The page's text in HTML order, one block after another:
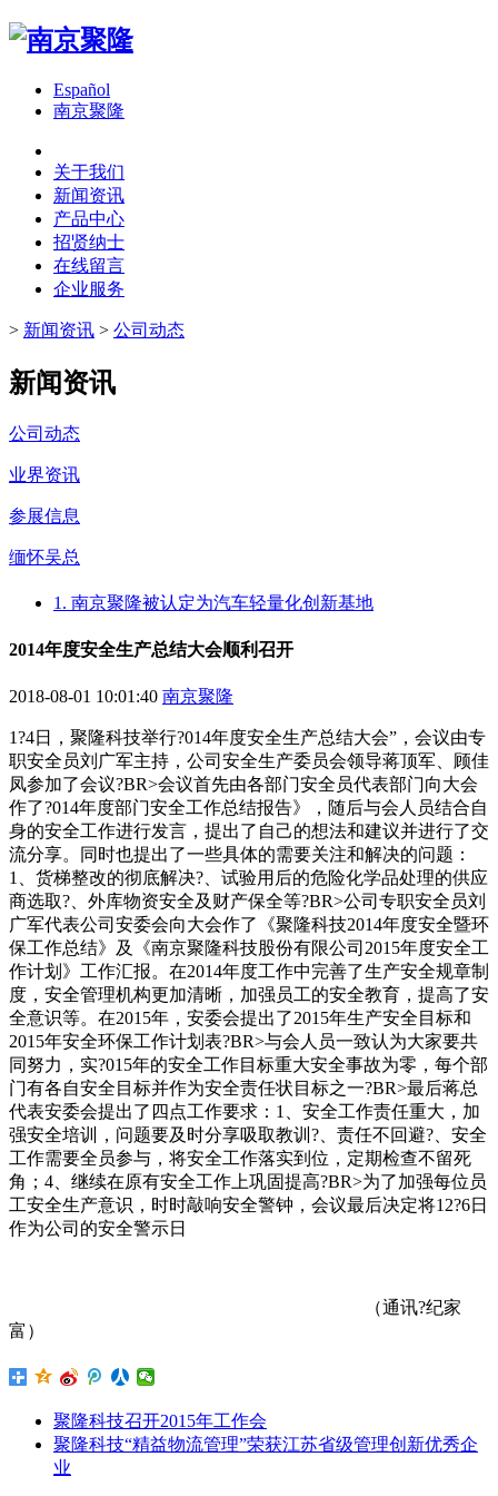
Español
南京聚隆
关于我们
新闻资讯
产品中心
招贤纳士
在线留言
企业服务
> 新闻资讯 > 公司动态
新闻资讯
公司动态
业界资讯
参展信息
缅怀吴总
1. 南京聚隆被认定为汽车轻量化创新基地
2014年度安全生产总结大会顺利召开
2018-08-01 10:01:40 南京聚隆
1?4日，聚隆科技举行?014年度安全生产总结大会”，会议由专
职安全员刘广军主持，公司安全生产委员会领导蒋顶军、顾佳
凤参加了会议?BR>会议首先由各部门安全员代表部门向大会
作了?014年度部门安全工作总结报告》，随后与会人员结合自
身的安全工作进行发言，提出了自己的想法和建议并进行了交
流分享。同时也提出了一些具体的需要关注和解决的问题：
1、货梯整改的彻底解决?、试验用后的危险化学品处理的供应
商选取?、外库物资安全及财产保全等?BR>公司专职安全员刘
广军代表公司安委会向大会作了《聚隆科技2014年度安全暨环
保工作总结》及《南京聚隆科技股份有限公司2015年度安全工
作计划》工作汇报。在2014年度工作中完善了生产安全规章制
度，安全管理机构更加清晰，加强员工的安全教育，提高了安
全意识等。在2015年，安委会提出了2015年生产安全目标和
2015年安全环保工作计划表?BR>与会人员一致认为大家要共
同努力，实?015年的安全工作目标重大安全事故为零，每个部
门有各自安全目标并作为安全责任状目标之一?BR>最后蒋总
代表安委会提出了四点工作要求：1、安全工作责任重大，加
强安全培训，问题要及时分享吸取教训?、责任不回避?、安全
工作需要全员参与，将安全工作落实到位，定期检查不留死
角；4、继续在原有安全工作上巩固提高?BR>为了加强每位员
工安全生产意识，时时敲响安全警钟，会议最后决定将12?6日
作为公司的安全警示日
（通讯?纪家
富）
聚隆科技召开2015年工作会
聚隆科技“精益物流管理”荣获江苏省级管理创新优秀企
业